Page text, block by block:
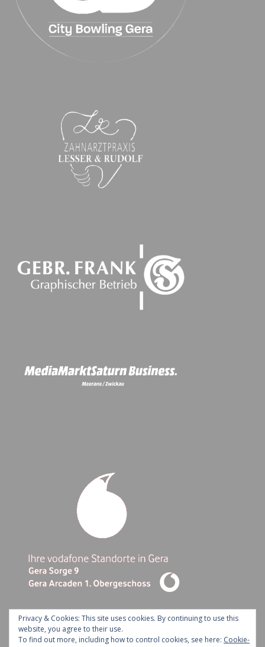
Privacy & Cookies: This site uses cookies. By continuing to use this
website, you agree to their use.
To find out more, including how to control cookies, see here: Cookie-